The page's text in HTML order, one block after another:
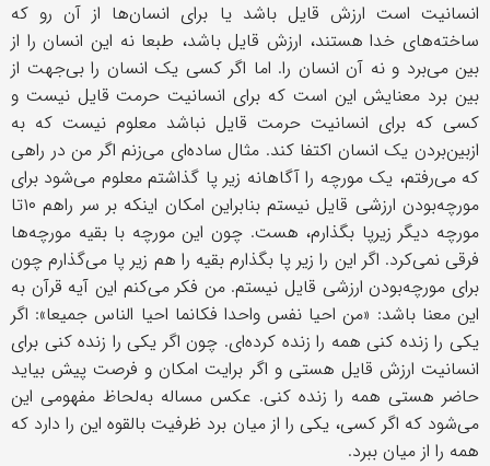
انسانیت است ارزش قایل باشد یا برای انسان‌ها از آن رو که
ساخته‌های خدا هستند، ارزش قایل باشد، طبعا نه این انسان را از
بین می‌برد و نه آن انسان را. اما اگر کسی یک انسان را بی‌جهت از
بین برد معنایش این است که برای انسانیت حرمت قایل نیست و
کسی که برای انسانیت حرمت قایل نباشد معلوم نیست که به
ازبین‌بردن یک انسان اکتفا کند. مثال ساده‌ای می‌زنم اگر من در راهی
که می‌رفتم، یک مورچه را آگاهانه زیر پا گذاشتم معلوم می‌شود برای
مورچه‌بودن ارزشی قایل نیستم بنابراین امکان اینکه بر سر راهم ١٠تا
مورچه دیگر زیرپا بگذارم، هست. چون این مورچه با بقیه مورچه‌ها
فرقی نمی‌کرد. اگر این را زیر پا بگذارم بقیه را هم زیر پا می‌گذارم چون
برای مورچه‌بودن ارزشی قایل نیستم. من فکر می‌کنم این آیه قرآن به
این معنا باشد: «من احیا نفس واحدا فکانما احیا الناس جمیعا»: اگر
یکی را زنده کنی همه را زنده کرده‌ای. چون اگر یکی را زنده کنی برای
انسانیت ارزش قایل هستی و اگر برایت امکان و فرصت پیش بیاید
حاضر هستی همه را زنده کنی. عکس مساله به‌لحاظ مفهومی این
می‌شود که اگر کسی، یکی را از میان برد ظرفیت بالقوه این را دارد که
همه را از میان ببرد.